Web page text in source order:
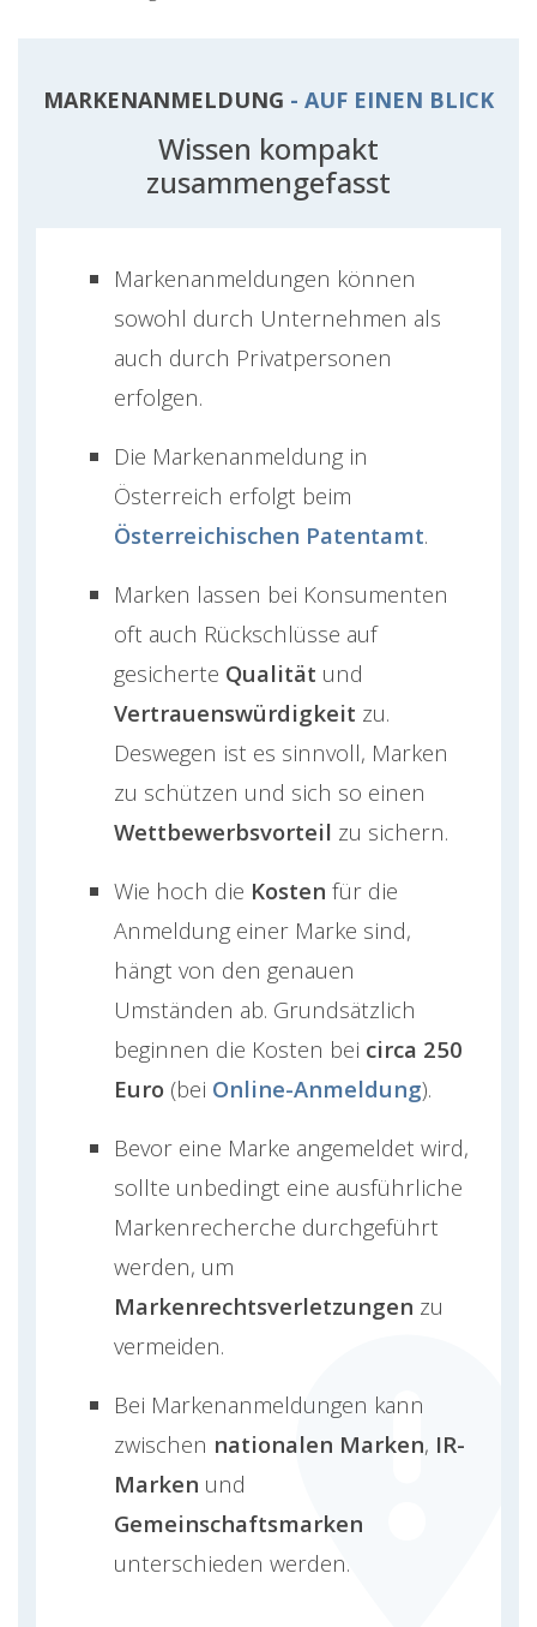
MARKENANMELDUNG - AUF EINEN BLICK
Wissen kompakt
zusammengefasst
Markenanmeldungen können
sowohl durch Unternehmen als
auch durch Privatpersonen
erfolgen.
Die Markenanmeldung in
Österreich erfolgt beim
Österreichischen Patentamt.
Marken lassen bei Konsumenten
oft auch Rückschlüsse auf
gesicherte Qualität und
Vertrauenswürdigkeit zu.
Deswegen ist es sinnvoll, Marken
zu schützen und sich so einen
Wettbewerbsvorteil zu sichern.
Wie hoch die Kosten für die
Anmeldung einer Marke sind,
hängt von den genauen
Umständen ab. Grundsätzlich
beginnen die Kosten bei circa 250
Euro (bei Online-Anmeldung).
Bevor eine Marke angemeldet wird,
sollte unbedingt eine ausführliche
Markenrecherche durchgeführt
werden, um
Markenrechtsverletzungen zu
vermeiden.
Bei Markenanmeldungen kann
zwischen nationalen Marken, IR-
Marken und
Gemeinschaftsmarken
unterschieden werden.